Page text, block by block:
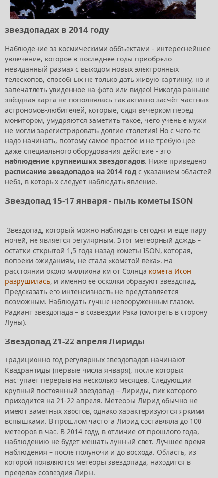
звездопадах в 2014 году
Наблюдение за космическими оббъектами - интереснейшее
увлечение, которое в последнее годы приобрело
невиданный размах с выходом новых электронных
телескопов, способных не только дать живую картинку, но и
запечатлеть увиденное на фото или видео! Никогда раньше
звёздная карта не пополнялась так активно засчёт частных
астрономов-любителей, которые, сидя вечерком перед
монитором, умудряются заметить такое, чего учёные мужи
не могли зарегистрировать долгие столетия! Но с чего-то
надо начинать, поэтому самое простое и не требующее
даже специального оборудования действие - это
наблюдение крупнейших звездопадов. Ниже приведено
расписание звездопадов на 2014 год с указанием областей
неба, в которых следует наблюдать явление.
Звездопад 15-17 января - пыль кометы ISON
Звездопад, который можно наблюдать сегодня и еще пару
ночей, не является регулярным. Этот метеорный дождь –
остатки открытой 1,5 года назад кометы ISON, которая,
вопреки ожиданиям, не стала «кометой века». На
расстоянии около миллиона км от Солнца комета Исон
разрушилась, и именно ее осколки образуют звездопад.
Предсказать его интенсивность не представляется
возможным. Наблюдать лучше невооруженным глазом.
Радиант звездопада – в созвездии Рака (смотреть в сторону
Луны).
Звездопад 21-22 апреля Лириды
Традиционно год регулярных звездопадов начинают
Квадрантиды (первые числа января), после которых
наступает перерыв на несколько месяцев. Следующий
крупный постоянный звездопад – Лириды, пик которого
приходится на 21-22 апреля. Метеоры Лирид обычно не
имеют заметных хвостов, однако характеризуются яркими
вспышками. В прошлом частота Лирид составляла до 100
метеоров в час. В 2014 году, в отличие от прошлого года,
наблюдению не будет мешать лунный свет. Лучшее время
наблюдения – после полуночи и до восхода. Область, из
которой появляются метеоры звездопада, находится в
пределах созвездия Лиры.